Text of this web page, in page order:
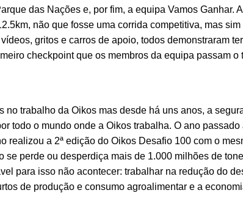
das Nações e, por fim, a equipa Vamos Ganhar.
não que fosse uma corrida competitiva, mas
gritos e carros de apoio, todos demonstraram
checkpoint que os membros da equipa passam
no trabalho da Oikos mas desde há uns anos, a
todo o mundo onde a Oikos trabalha. O ano
realizou a 2ª edição do Oikos Desafio 100 com o
se perde ou desperdiça mais de 1.000 milhões de
para isso não acontecer: trabalhar na redução do
de produção e consumo agroalimentar e a